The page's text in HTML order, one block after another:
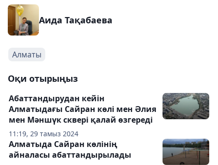
Аида Тақабаева
Алматы
Оқи отырыңыз
11:19, 29 тамыз 2024
Абаттандырудан кейін
Алматыдағы Сайран көлі мен Әлия
мен Мәншүк сквері қалай өзгереді
Алматыда Сайран көлінің
айналасы абаттандырылады